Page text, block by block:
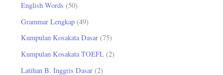
English Words (50)
Grammar Lengkap (49)
Kumpulan Kosakata Dasar (75)
Kumpulan Kosakata TOEFL (2)
Latihan B. Inggris Dasar (2)